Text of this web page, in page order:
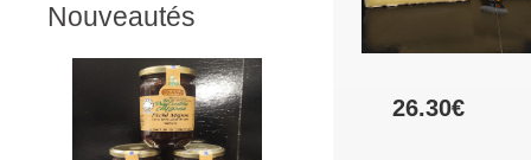
26.30€
Nouveautés